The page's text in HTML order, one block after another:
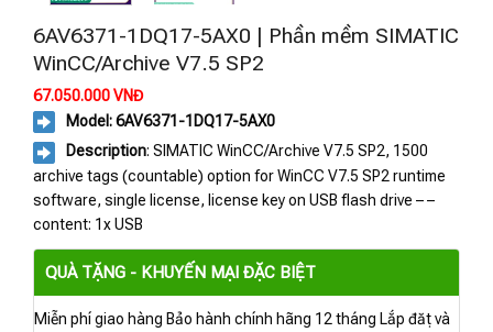
6AV6371-1DQ17-5AX0 | Phần mềm SIMATIC
WinCC/Archive V7.5 SP2
67.050.000VNĐ
Model: 6AV6371-1DQ17-5AX0
Description: SIMATIC WinCC/Archive V7.5 SP2, 1500
archive tags (countable) option for WinCC V7.5 SP2 runtime
software, single license, license key on USB flash drive – –
content: 1x USB
QUÀ TẶNG - KHUYẾN MẠI ĐẶC BIỆT
Miễn phí giao hàng Bảo hành chính hãng 12 tháng Lắp đặt và